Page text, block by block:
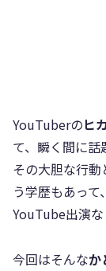
YouTuberのヒ
て、瞬く間に話
その大胆な行
う学歴もあっ
YouTube出演な
今回はそんなか